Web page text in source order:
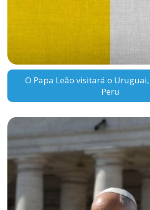
O Papa Leão visitará o
Peru